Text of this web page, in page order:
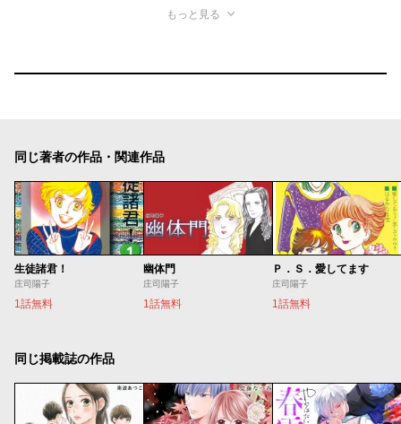
もっと見る
同じ著者の作品・関連作品
生徒諸君！
庄司陽子
1話無料
幽体門
庄司陽子
1話無料
Ｐ．Ｓ．愛してます
庄司陽子
1話無料
同じ掲載誌の作品